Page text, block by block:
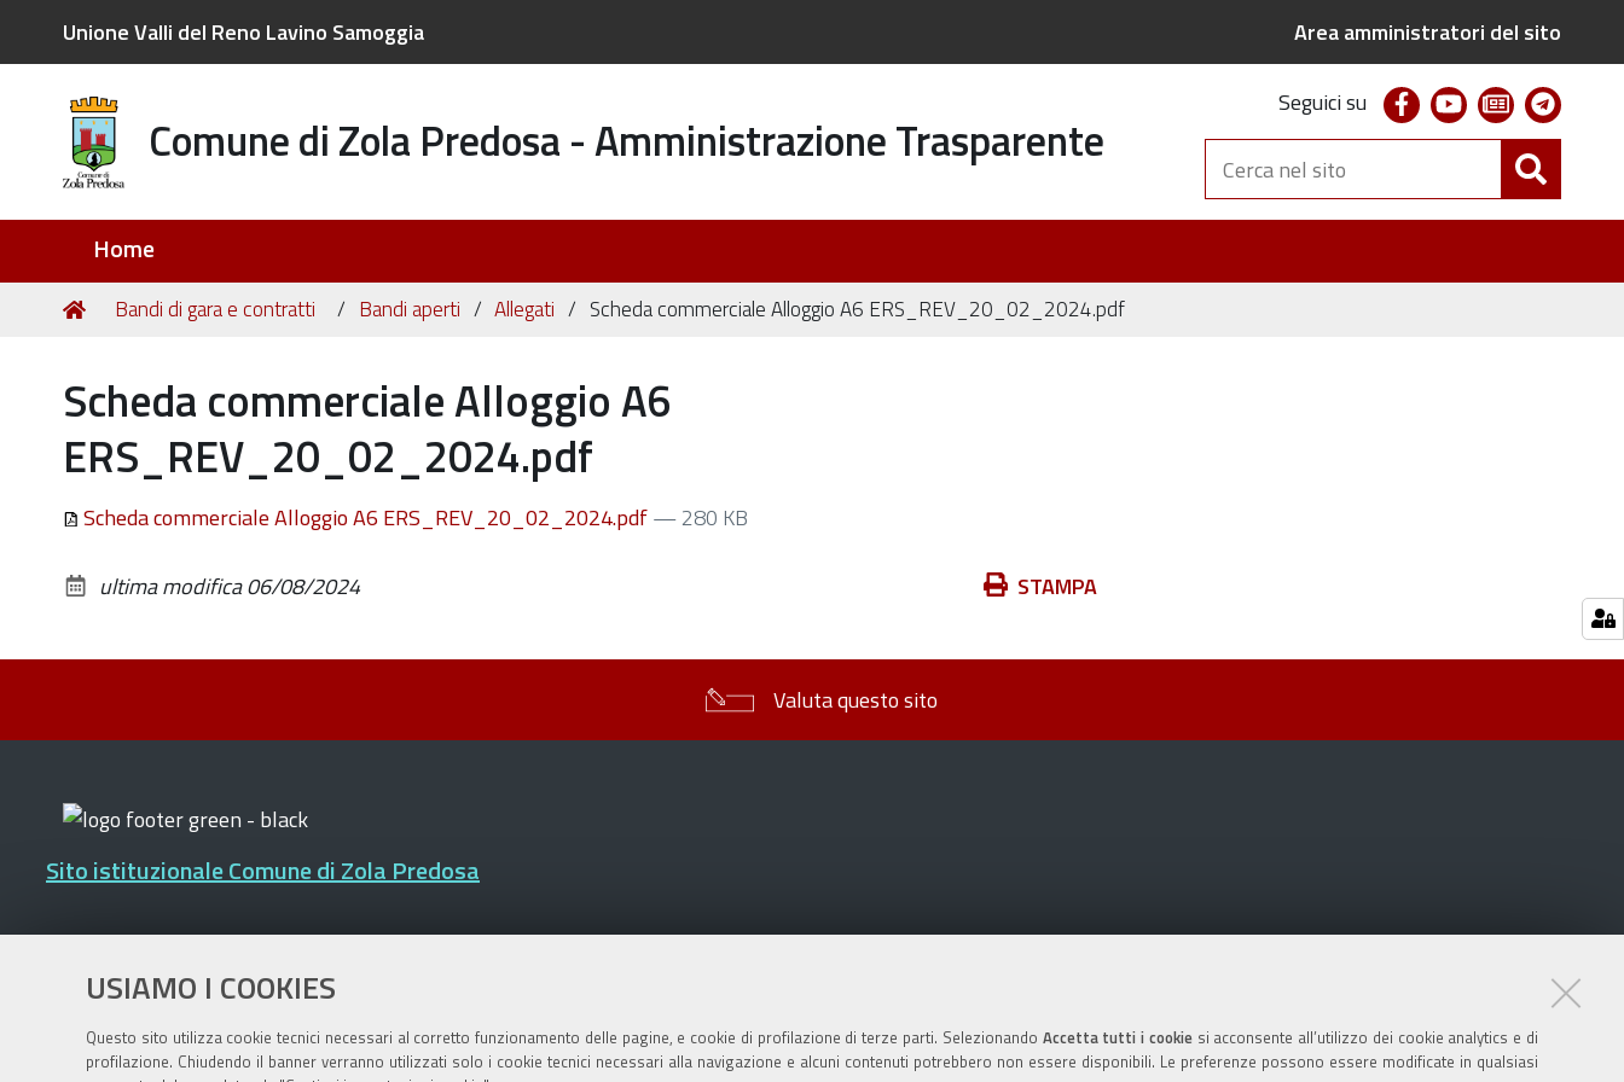
USIAMO I COOKIES
Questo sito utilizza cookie tecnici necessari al corretto funzionamento delle pagine, e cookie di profilazione di terze parti. Selezionando Accetta tutti i cookiesi acconsente all’utilizzo dei cookie analytics e di
profilazione. Chiudendo il banner verranno utilizzati solo i cookie tecnici necessari alla navigazione e alcuni contenuti potrebbero non essere disponibili. Le preferenze possono essere modificate in qualsiasi
Unione Valli del Reno Lavino Samoggia Area amministratori del sito
Comune di Zola Predosa - Amministrazione Trasparente
Seguici su facebookyoutubenewsletter
Cerca
nel
sito
Home
Tu
Home
Bandi di gara e contratti Bandi aperti Allegati Scheda commerciale Alloggio A6 ERS_REV_20_02_2024.pdf
Scheda commerciale Alloggio A6
ERS_REV_20_02_2024.pdf
Scheda commerciale Alloggio A6 ERS_REV_20_02_2024.pdf— 280 KB
Azioni STAMPA
ultima modifica06/08/2024
Valuta questo sito
Sito istituzionale Comune di Zola Predosa
Privacy policy| DPO|Accessibilità